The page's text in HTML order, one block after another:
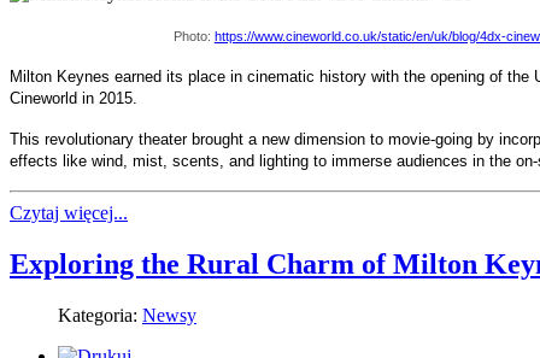
Photo: https://www.cineworld.co.uk/static/en/uk/blog/4dx-
Milton Keynes earned its place in cinematic history with the opening of the
Cineworld in 2015.
This revolutionary theater brought a new dimension to movie-going by
effects like wind, mist, scents, and lighting to immerse audiences in the
Czytaj więcej...
Exploring the Rural Charm of Milton
Kategoria: Newsy